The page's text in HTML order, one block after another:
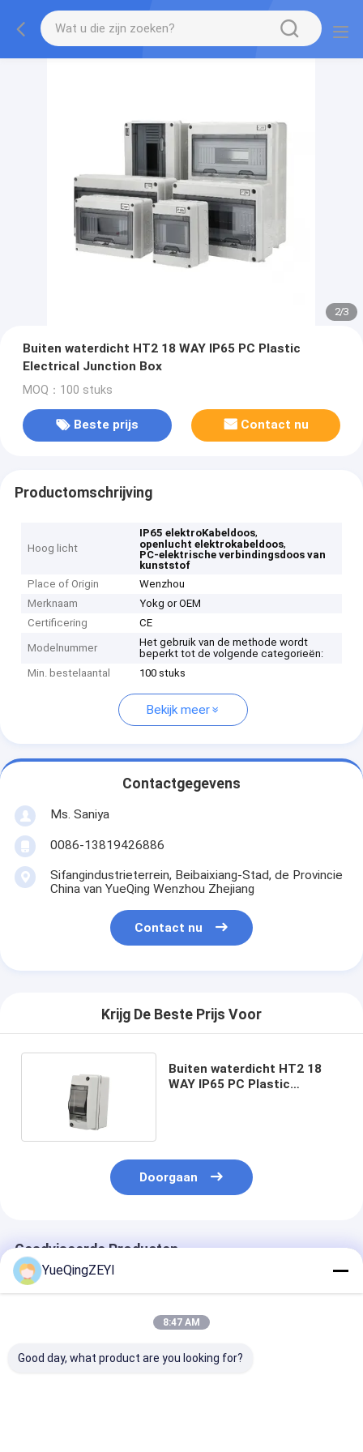
2/3
Buiten waterdicht HT2 18 WAY IP65 PC Plastic
Electrical Junction Box
MOQ：100 stuks
Beste prijs Contact nu
Productomschrijving
Hoog licht
IP65 elektroKabeldoos,
openlucht elektrokabeldoos,
PC-elektrische verbindingsdoos van
kunststof
Place of Origin
Wenzhou
Merknaam
Yokg or OEM
Certificering
CE
Modelnummer
Het gebruik van de methode wordt
beperkt tot de volgende categorieën:
Min. bestelaantal
100 stuks
Bekijk meer
Contactgegevens
Ms. Saniya
0086-13819426886
Sifangindustrieterrein, Beibaixiang-Stad, de Provincie
China van YueQing Wenzhou Zhejiang
Contact nu
Krijg De Beste Prijs Voor
Buiten waterdicht HT2 18
WAY IP65 PC Plastic
Doorgaan
Geadviseerde Producten
YueQingZEYI
8:47 AM
Good day, what product are you looking for?